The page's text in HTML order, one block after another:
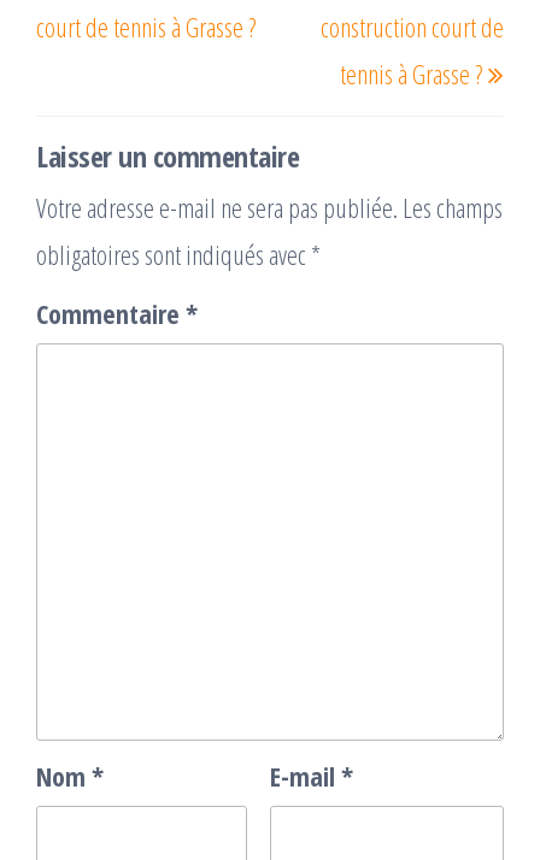
court de tennis à Grasse ?
construction court de
tennis à Grasse ?
Laisser un commentaire
Votre adresse e-mail ne sera pas publiée. Les champs
obligatoires sont indiqués avec *
Commentaire *
Nom * E-mail *